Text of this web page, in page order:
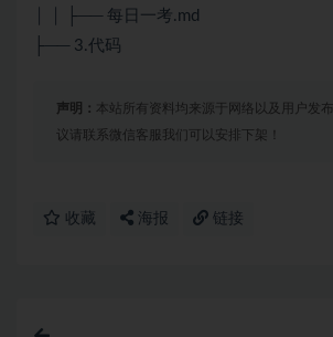
│ │ ├── 每日一考.md
├── 3.代码
声明： 本站所有资料均来源于网络以及用户发
议请联系微信客服我们可以安排下架！
收藏 海报 链接